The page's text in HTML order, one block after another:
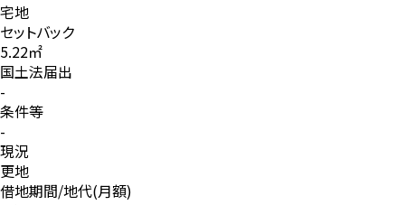
宅地
セットバック
5.22㎡
国土法届出
-
条件等
-
現況
更地
借地期間/地代(月額)